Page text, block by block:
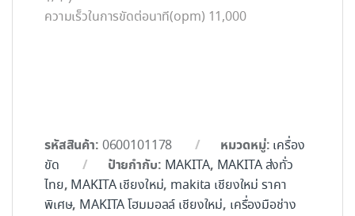
ความเร็วในการขัดต่อนาที(opm) 11,000
รหัสสินค้า: 0600101178 หมวดหมู่: เครื่อง
ขัด
ป้ายกำกับ: MAKITA, MAKITA ส่งทั่ว
ไทย, MAKITA เชียงใหม่, makita เชียงใหม่ ราคา
พิเศษ, MAKITA โฮมมอลล์ เชียงใหม่, เครื่องมือช่าง